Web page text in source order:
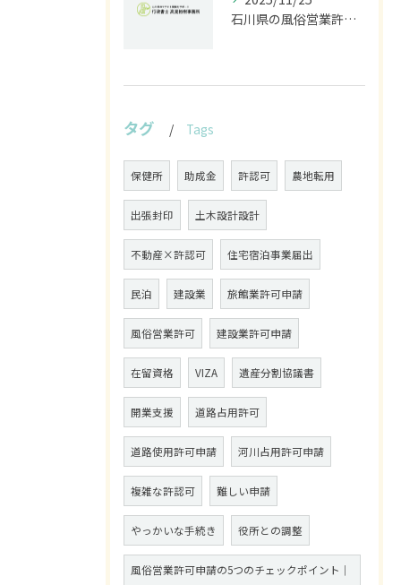
石川県の風俗営業許可なら行政書士高見裕樹事務所｜金沢・野々市・白山対応｜警察事前相談から図面作成まで
タグ Tags
保健所 助成金 許認可 農地転用
出張封印 土木設計設計
不動産×許認可 住宅宿泊事業届出
民泊 建設業 旅館業許可申請
風俗営業許可 建設業許可申請
在留資格 VIZA 遺産分割協議書
開業支援 道路占用許可
道路使用許可申請 河川占用許可申請
複雑な許認可 難しい申請
やっかいな手続き 役所との調整
風俗営業許可申請の5つのチェックポイント｜